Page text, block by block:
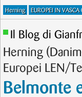
Herning EUROPEI IN VASCA
Il Blog di
Herning
Europei LEN/
Belmonte